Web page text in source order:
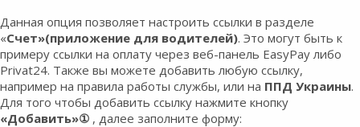
Данная опция позволяет настроить ссылки в разделе
«Счет»(приложение для водителей). Это могут быть к
примеру ссылки на оплату через веб-панель EasyPay либо
Privat24. Также вы можете добавить любую ссылку,
например на правила работы службы, или на ППД Украины.
Для того чтобы добавить ссылку нажмите кнопку
«Добавить»① , далее заполните форму: